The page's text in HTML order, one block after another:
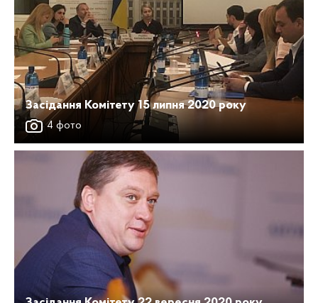
Засідання Комітету 15 липня 2020 року
4 фото